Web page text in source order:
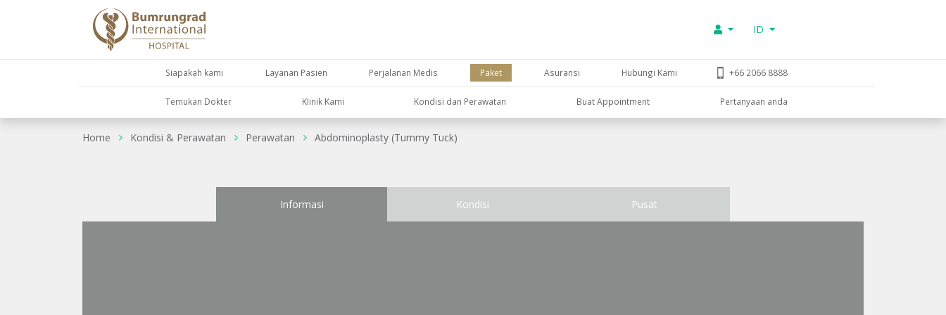
ID
Siapakah kami Layanan Pasien Perjalanan Medis Paket Asuransi Hubungi Kami +66 2066 8888
Temukan Dokter KIinik Kami Kondisi dan Perawatan Buat Appointment Pertanyaan anda
Home Kondisi & Perawatan Perawatan Abdominoplasty (Tummy Tuck)
Informasi Kondisi Pusat